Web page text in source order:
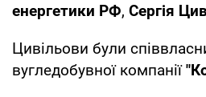
енергетики РФ, Сергія
Цивільови були
вугледобувної компанії